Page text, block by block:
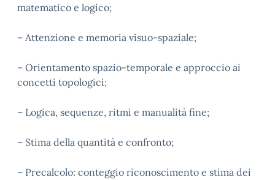
matematico e logico;
– Attenzione e memoria visuo-spaziale;
– Orientamento spazio-temporale e approccio ai
concetti topologici;
– Logica, sequenze, ritmi e manualità fine;
– Stima della quantità e confronto;
– Precalcolo: conteggio riconoscimento e stima dei